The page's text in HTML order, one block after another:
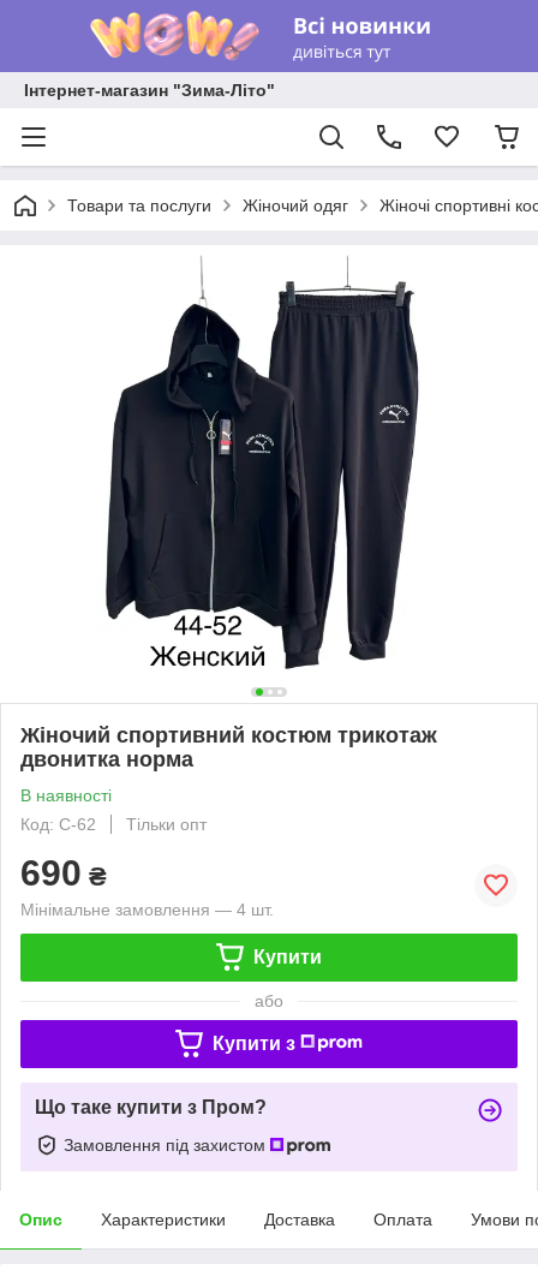
Інтернет-магазин "Зима-Літо"
Товари та послуги Жіночий одяг Жіночі спортивні
Жіночий спортивний костюм трикотаж
двонитка норма
В наявності
Код: С-62
Тільки опт
690 ₴
Мінімальне замовлення — 4 шт.
Купити
або
Купити з
Що таке купити з Пром?
Замовлення під захистом
Опис Характеристики Доставка Оплата Умови